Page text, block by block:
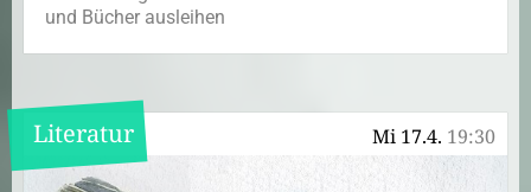
und Bücher ausleihen
Mi 17.4. 19:30
Literatur